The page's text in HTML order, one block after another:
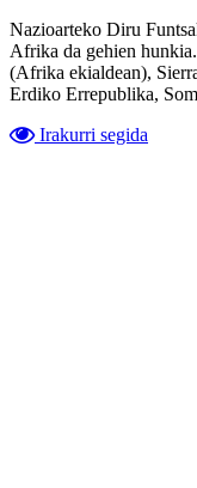
Nazioarteko Diru
Afrika da gehien
(Afrika ekialdean),
Erdiko Errepublika,
Irakurri segida